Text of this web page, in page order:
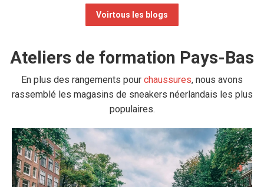
Voirtous les blogs
Ateliers de formation Pays-Bas
En plus des rangements pour chaussures, nous avons
rassemblé les magasins de sneakers néerlandais les plus
populaires.